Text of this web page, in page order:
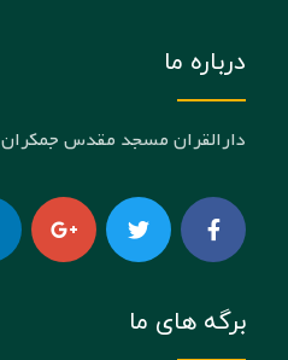
درباره ما
دارالقران مسجد مقدس جمکران
برگه های ما